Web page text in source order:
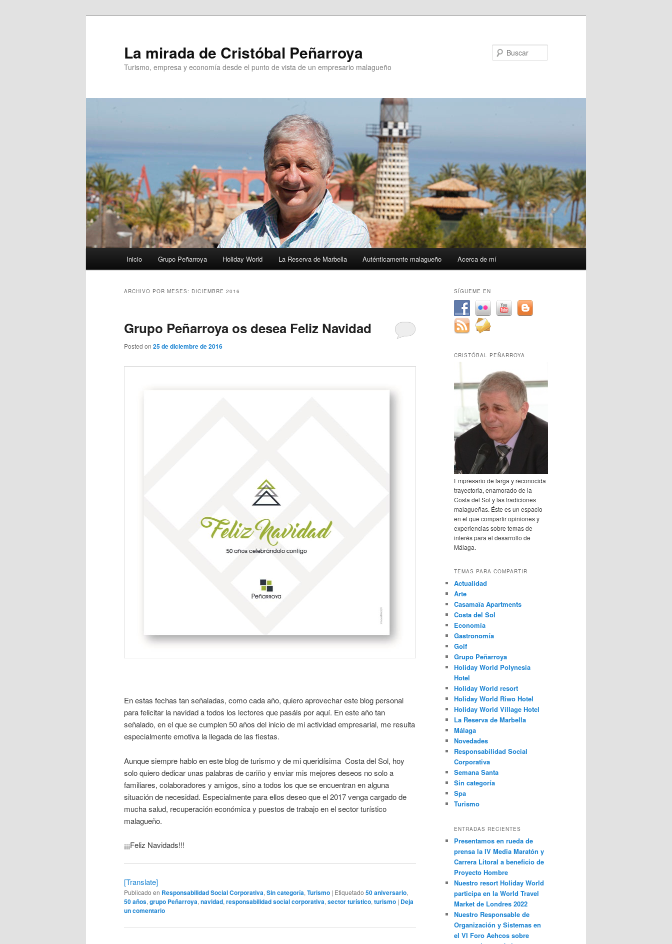
La mirada de Cristóbal Peñarroya
Turismo, empresa y economía desde el punto de vista de un empresario malagueño
Inicio Grupo Peñarroya Holiday World La Reserva de Marbella Auténticamente malagueño Acerca de mí
ARCHIVO POR MESES: DICIEMBRE 2016
Grupo Peñarroya os desea Feliz Navidad
Posted on 25 de diciembre de 2016
En estas fechas tan señaladas, como cada año, quiero aprovechar este blog personal
para felicitar la navidad a todos los lectores que pasáis por aquí. En este año tan
señalado, en el que se cumplen 50 años del inicio de mi actividad empresarial, me resulta
especialmente emotiva la llegada de las fiestas.
Aunque siempre hablo en este blog de turismo y de mi queridísima Costa del Sol, hoy
solo quiero dedicar unas palabras de cariño y enviar mis mejores deseos no solo a
familiares, colaboradores y amigos, sino a todos los que se encuentran en alguna
situación de necesidad. Especialmente para ellos deseo que el 2017 venga cargado de
mucha salud, recuperación económica y puestos de trabajo en el sector turístico
malagueño.
¡¡¡Feliz Navidads!!!
[Translate]
Publicado en Responsabilidad Social Corporativa, Sin categoría, Turismo | Etiquetado 50 aniversario,
50 años, grupo Peñarroya, navidad, responsabilidad social corporativa, sector turístico, turismo | Deja
un comentario
SÍGUEME EN
CRISTÓBAL PEÑARROYA
Empresario de larga y reconocida
trayectoria, enamorado de la
Costa del Sol y las tradiciones
malagueñas. Éste es un espacio
en el que compartir opiniones y
experiencias sobre temas de
interés para el desarrollo de
Málaga.
TEMAS PARA COMPARTIR
Actualidad
Arte
Casamaïa Apartments
Costa del Sol
Economía
Gastronomía
Golf
Grupo Peñarroya
Holiday World Polynesia
Hotel
Holiday World resort
Holiday World Riwo Hotel
Holiday World Village Hotel
La Reserva de Marbella
Málaga
Novedades
Responsabilidad Social
Corporativa
Semana Santa
Sin categoría
Spa
Turismo
ENTRADAS RECIENTES
Presentamos en rueda de
prensa la IV Media Maratón y
Carrera Litoral a beneficio de
Proyecto Hombre
Nuestro resort Holiday World
participa en la World Travel
Market de Londres 2022
Nuestro Responsable de
Organización y Sistemas en
el VI Foro Aehcos sobre